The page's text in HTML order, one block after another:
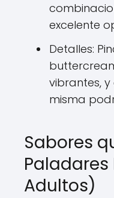
excelente
Detalles:
vibrantes,
misma
Sabores
Adultos)